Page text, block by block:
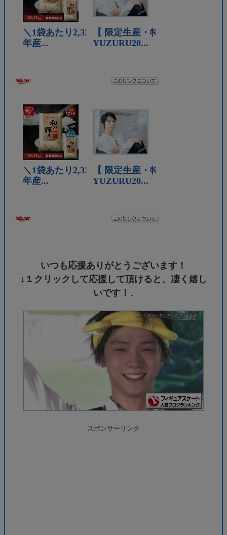
いつも応援ありがとうございます！
↓１クリックして応援して頂けると、凄く嬉し
いです！↓
スポンサーリンク